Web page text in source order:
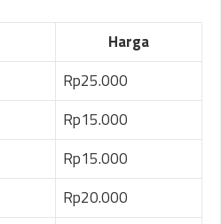
Harga
Rp25.000
Rp15.000
Rp15.000
Rp20.000